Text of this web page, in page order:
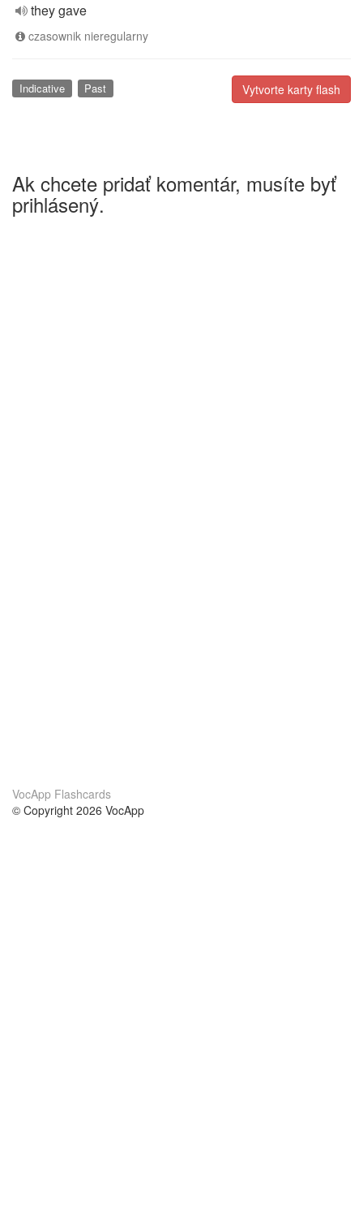
they gave
czasownik nieregularny
Vytvorte karty flash
Indicative Past
Ak chcete pridať komentár, musíte byť
prihlásený.
VocApp Flashcards
© Copyright 2026 VocApp